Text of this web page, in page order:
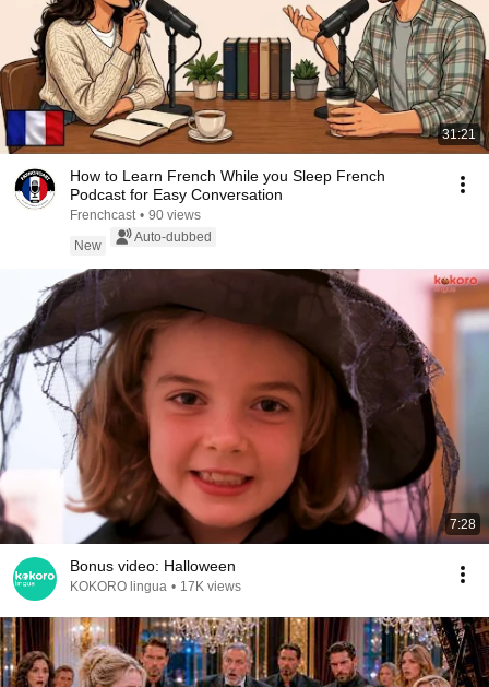
31:21
How to Learn French While you Sleep French
Podcast for Easy Conversation
Frenchcast • 90 views
New
Auto-dubbed
7:28
Bonus video: Halloween
KOKORO lingua • 17K views